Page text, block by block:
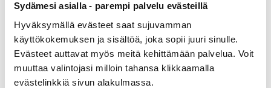
Sydämesi asialla - parempi palvelu evästeillä
Hyväksymällä evästeet saat sujuvamman
käyttökokemuksen ja sisältöä, joka sopii juuri sinulle.
Evästeet auttavat myös meitä kehittämään palvelua. Voit
muuttaa valintojasi milloin tahansa klikkaamalla
evästelinkkiä sivun alakulmassa.
on hakuaika meneillään. Voisiko nyt olla aika
aktivoitua koronavuosien jälkeen teidän perheellä,
sydänlapsella, -nuorella tai -aikuisella? Voisitko olla
valmis uusiin kohtaamisiin ja seikkailuihinkin? Älkää
unohtako toisianne. Puristakaa hellästi naapuria